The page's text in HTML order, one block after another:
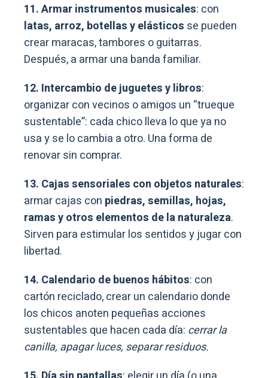
11. Armar instrumentos musicales: con
latas, arroz, botellas y elásticos se pueden
crear maracas, tambores o guitarras.
Después, a armar una banda familiar.
12. Intercambio de juguetes y libros:
organizar con vecinos o amigos un “trueque
sustentable”: cada chico lleva lo que ya no
usa y se lo cambia a otro. Una forma de
renovar sin comprar.
13. Cajas sensoriales con objetos naturales:
armar cajas con piedras, semillas, hojas,
ramas y otros elementos de la naturaleza.
Sirven para estimular los sentidos y jugar con
libertad.
14. Calendario de buenos hábitos: con
cartón reciclado, crear un calendario donde
los chicos anoten pequeñas acciones
sustentables que hacen cada día: cerrar la
canilla, apagar luces, separar residuos.